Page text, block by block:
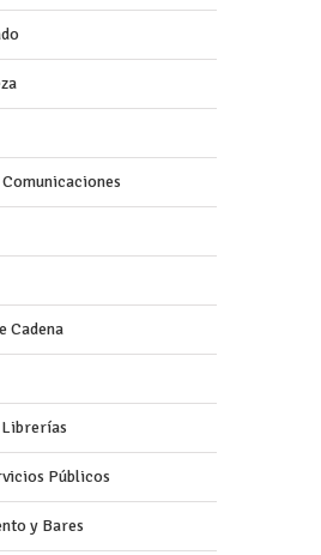
Cadena
Públicos
y Bares